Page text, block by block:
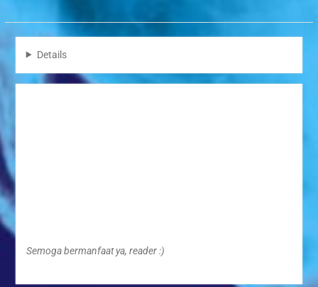
Details
Semoga bermanfaat ya, reader :)